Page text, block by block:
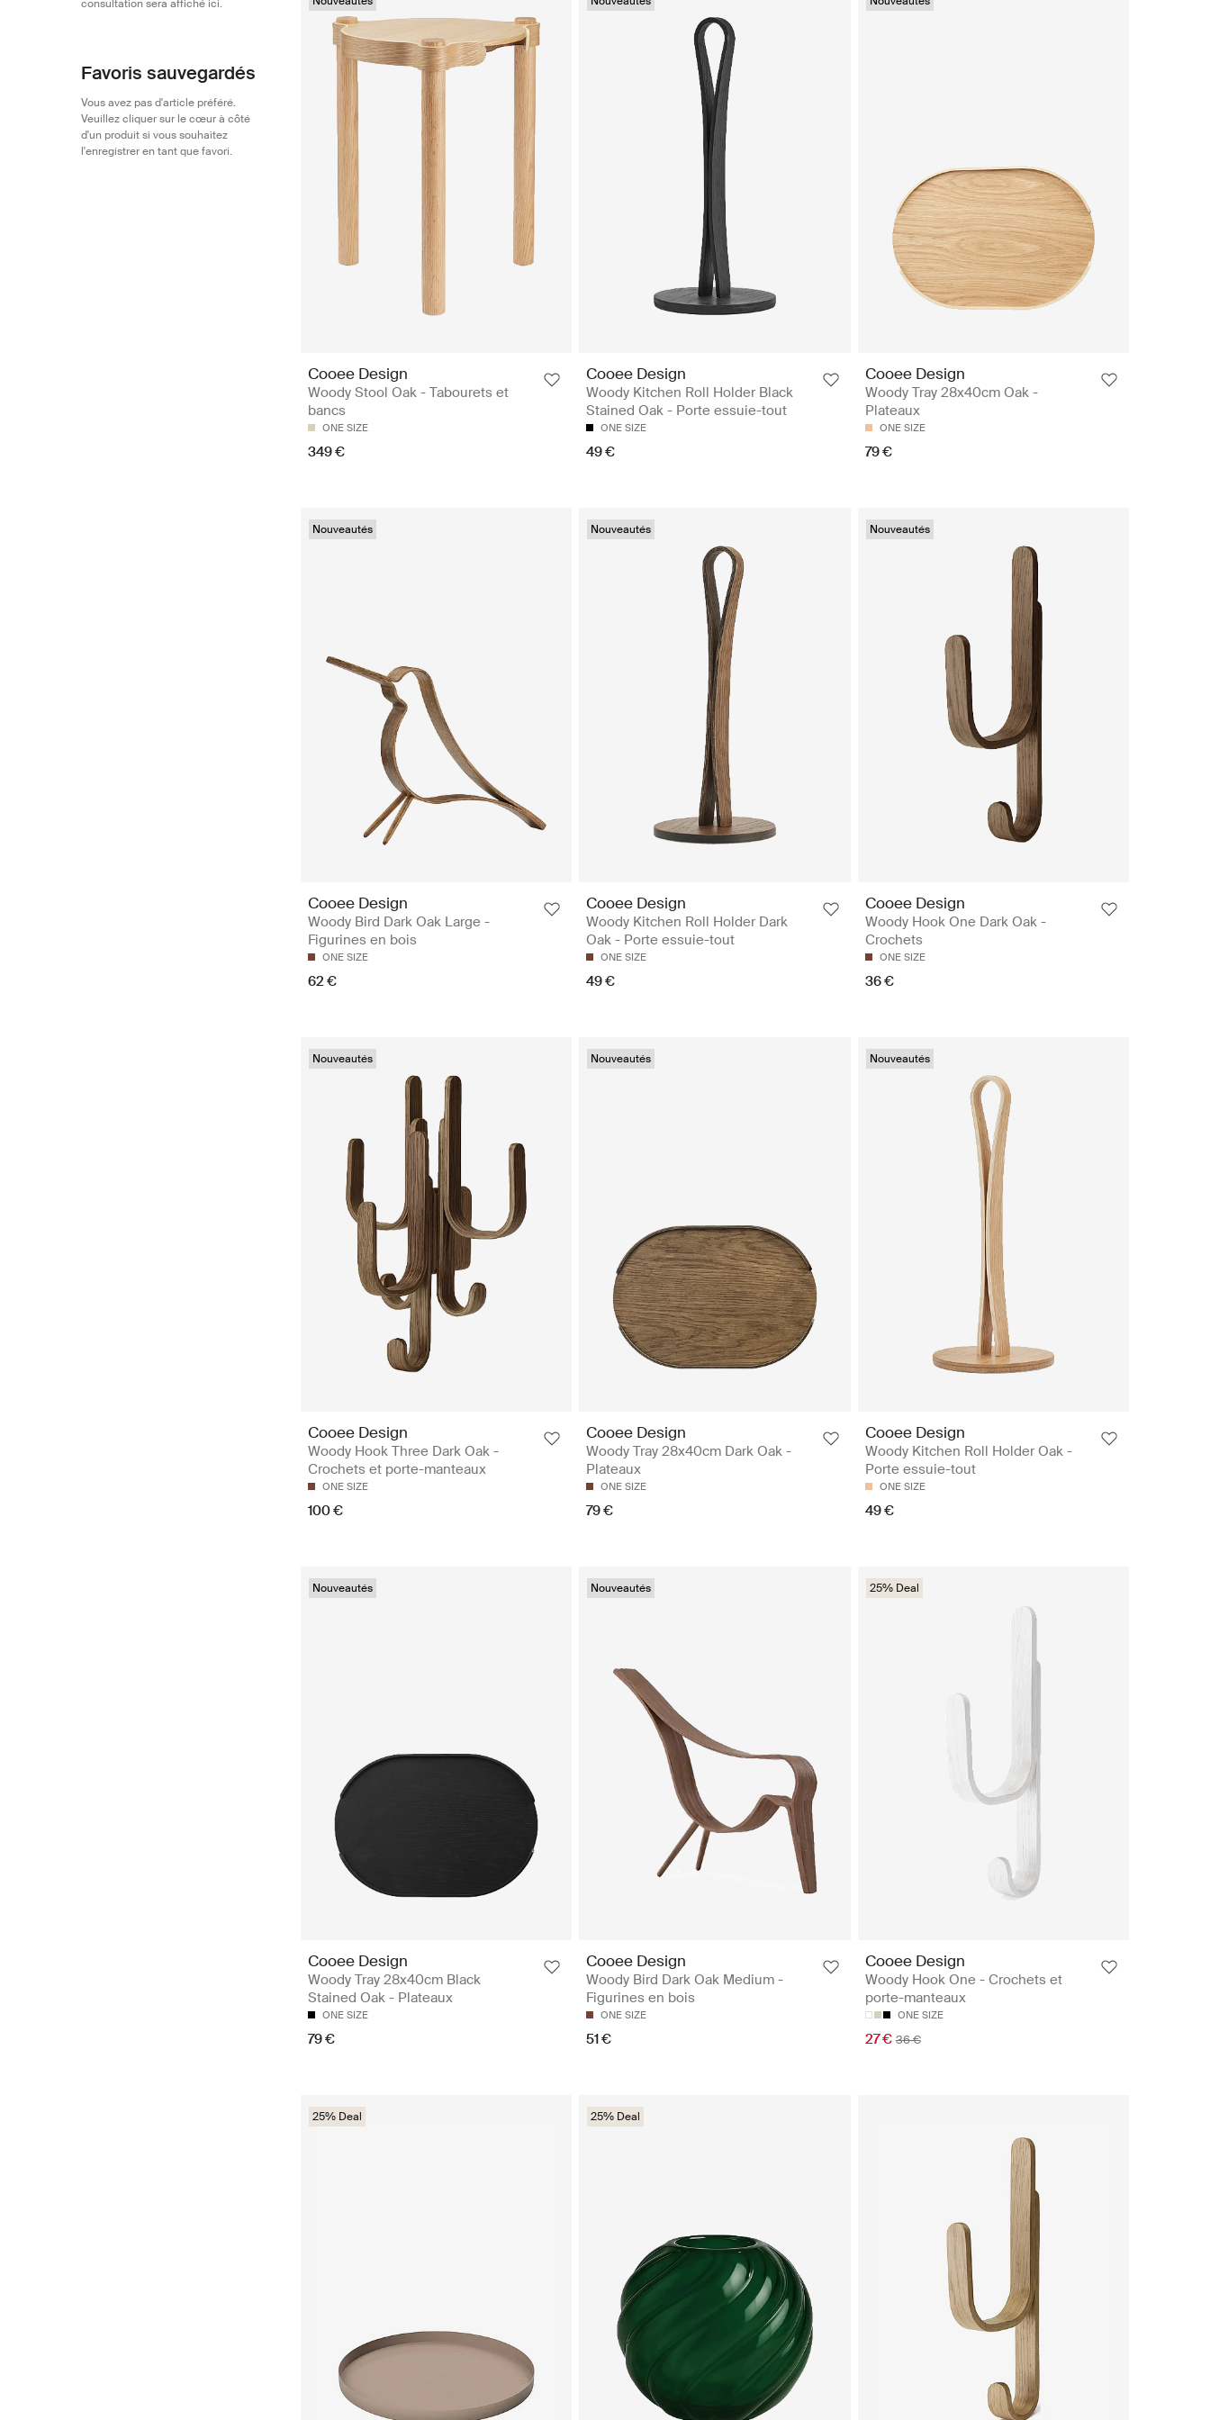
consultation sera affiché ici.
Favoris sauvegardés
Vous avez pas d'article préféré.
Veuillez cliquer sur le cœur à côté
d'un produit si vous souhaitez
l'enregistrer en tant que favori.
Cooee Design
Woody Stool Oak - Tabourets et
bancs
ONE SIZE
349 €
Cooee Design
Woody Kitchen Roll Holder Black
Stained Oak - Porte essuie-tout
ONE SIZE
49 €
Cooee Design
Woody Tray 28x40cm Oak -
Plateaux
ONE SIZE
79 €
Nouveautés
Cooee Design
Woody Bird Dark Oak Large -
Figurines en bois
ONE SIZE
62 €
Nouveautés
Cooee Design
Woody Kitchen Roll Holder Dark
Oak - Porte essuie-tout
ONE SIZE
49 €
Nouveautés
Cooee Design
Woody Hook One Dark Oak -
Crochets
ONE SIZE
36 €
Nouveautés
Cooee Design
Woody Hook Three Dark Oak -
Crochets et porte-manteaux
ONE SIZE
100 €
Nouveautés
Cooee Design
Woody Tray 28x40cm Dark Oak -
Plateaux
ONE SIZE
79 €
Nouveautés
Cooee Design
Woody Kitchen Roll Holder Oak -
Porte essuie-tout
ONE SIZE
49 €
Nouveautés
Cooee Design
Woody Tray 28x40cm Black
Stained Oak - Plateaux
ONE SIZE
79 €
Nouveautés
Cooee Design
Woody Bird Dark Oak Medium -
Figurines en bois
ONE SIZE
51 €
25% Deal
Cooee Design
Woody Hook One - Crochets et
porte-manteaux
ONE SIZE
27 € 36 €
25% Deal 25% Deal